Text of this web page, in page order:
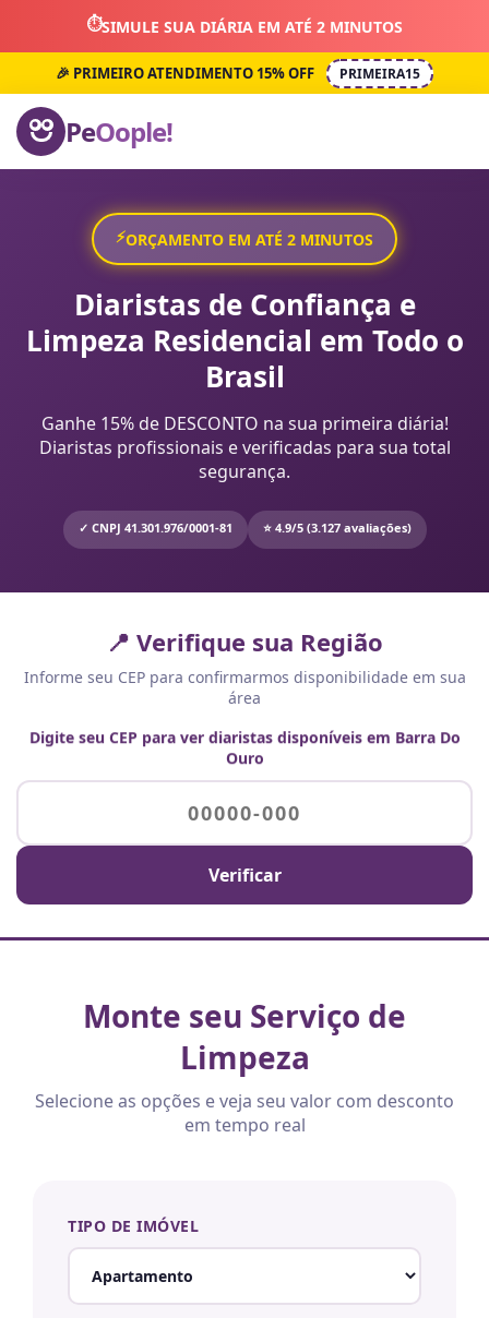
⏱️SIMULE SUA DIÁRIA EM ATÉ 2 MINUTOS
🎉 PRIMEIRO ATENDIMENTO 15% OFF PRIMEIRA15
PeOople!
⚡ORÇAMENTO EM ATÉ 2 MINUTOS
Diaristas de Confiança e
Limpeza Residencial em Todo o
Brasil
Ganhe 15% de DESCONTO na sua primeira diária!
Diaristas profissionais e verificadas para sua total
segurança.
✓ CNPJ 41.301.976/0001-81 ⭐ 4.9/5 (3.127 avaliações)
📍 Verifique sua Região
Informe seu CEP para confirmarmos disponibilidade em sua
área
Digite seu CEP para ver diaristas disponíveis em Barra Do
Ouro
Verificar
Monte seu Serviço de
Limpeza
Selecione as opções e veja seu valor com desconto
em tempo real
TIPO DE IMÓVEL